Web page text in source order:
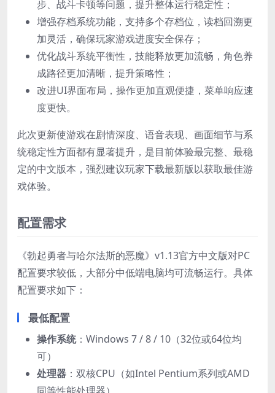
步、战斗卡顿等问题，提升整体运行稳定性；
增强存档系统功能，支持多个存档位，读档回溯更
加灵活，确保玩家游戏进度安全保存；
优化战斗系统平衡性，技能释放更加流畅，角色养
成路径更加清晰，提升策略性；
改进UI界面布局，操作更加直观便捷，菜单响应速
度更快。
此次更新使游戏在剧情深度、语音表现、画面细节与系
统稳定性方面都有显著提升，是目前体验最完整、最稳
定的中文版本，强烈建议玩家下载最新版以获取最佳游
戏体验。
配置需求
《勃起勇者与哈尔法斯的恶魔》v1.13官方中文版对PC
配置要求较低，大部分中低端电脑均可流畅运行。具体
配置要求如下：
最低配置
​操作系统​​：Windows 7 / 8 / 10（32位或64位均
可）
​处理器​ ​：双核CPU（如Intel Pentium系列或AMD